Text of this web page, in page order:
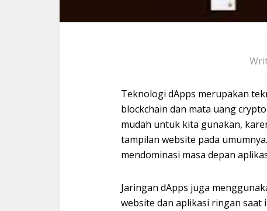
Teknologi dApps merupakan
blockchain dan mata uang
mudah untuk kita gunakan,
tampilan website pada
mendominasi masa depan
Jaringan dApps juga
website dan aplikasi ringan saat